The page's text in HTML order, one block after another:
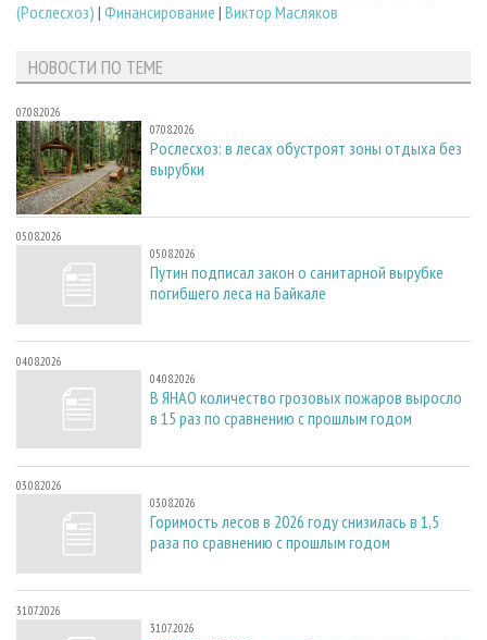
(Рослесхоз) | Финансирование | Виктор Масляков
НОВОСТИ ПО ТЕМЕ
07.08.2026
07.08.2026
Рослесхоз: в лесах обустроят зоны отдыха без
вырубки
05.08.2026
05.08.2026
Путин подписал закон о санитарной вырубке
погибшего леса на Байкале
04.08.2026
04.08.2026
В ЯНАО количество грозовых пожаров выросло
в 15 раз по сравнению с прошлым годом
03.08.2026
03.08.2026
Горимость лесов в 2026 году снизилась в 1,5
раза по сравнению с прошлым годом
31.07.2026
31.07.2026